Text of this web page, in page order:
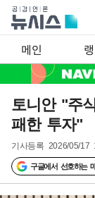
메인
토니안 "주
패한 투자"
기사등록 2026/05/17
구글에서 선호하는